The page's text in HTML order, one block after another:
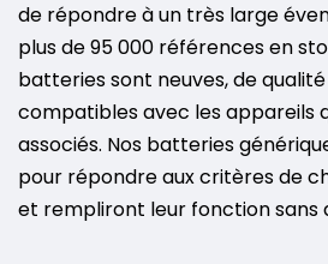
de répondre à un très large
plus de 95 000 références en
batteries sont neuves, de qualité
compatibles avec les appareils
associés. Nos batteries
pour répondre aux critères de
et rempliront leur fonction sans